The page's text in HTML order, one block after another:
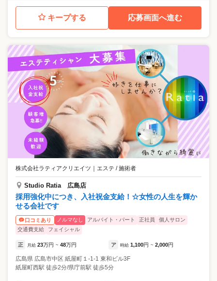
キープする 応募画面へ進む
株式会社ラティアクリエイツ エステ / 施術者
Studio Ratia 広島店
採用強化中につき、入社祝金支給！☆女性の人生を輝か
せる会社です
口コミあり ノルマなし アルバイト・パート 正社員
個人サロン
交通費支給
フェイシャル
正 月給 23万円 ~ 48万円 ア 時給 1,100円 ~ 2,000円
広島県 広島市中区 紙屋町１-1-1 東和ビル3F
紙屋町西駅 徒歩2分/県庁前駅 徒歩5分